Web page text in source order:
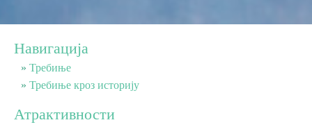
Планински туризам
Бањски туризам
Навигација
Требиње
Требиње кроз историју
Атрактивности